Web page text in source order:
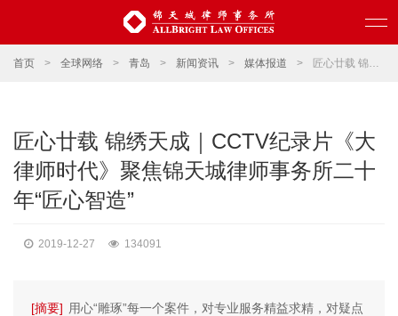
首页 > 全球网络 > 青岛 > 新闻资讯 > 媒体报道 > 匠心廿载 锦绣天成｜CCTV纪录片《大律师时代》聚焦锦天城律师事务所二十年“匠心智造”
匠心廿载 锦绣天成｜CCTV纪录片《大
律师时代》聚焦锦天城律师事务所二十
年“匠心智造”
2019-12-27 134091
[摘要] 用心“雕琢”每一个案件，对专业服务精益求精，对疑点